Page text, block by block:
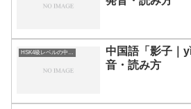
HSK4級レベルの中国語
中国語「影子｜
音・読み方